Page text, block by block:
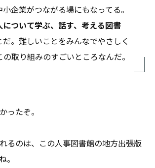
企業がつながる場にもなってる。
について学ぶ、話す、考える図書
だ。難しいことをみんなでやさしく
取り組みのすごいところなんだ。
ったぞ。
るのは、この人事図書館の地方出張版
。